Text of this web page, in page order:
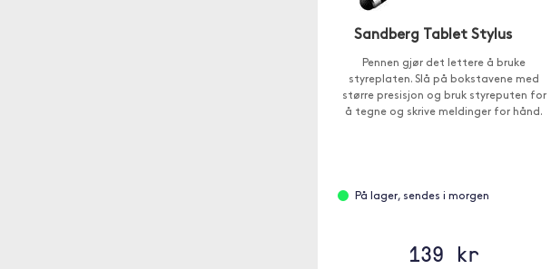
Sandberg Tablet Stylus
Pennen gjør det lettere å bruke
styreplaten. Slå på bokstavene med
større presisjon og bruk styreputen for
å tegne og skrive meldinger for hånd.
På lager, sendes i morgen
139 kr